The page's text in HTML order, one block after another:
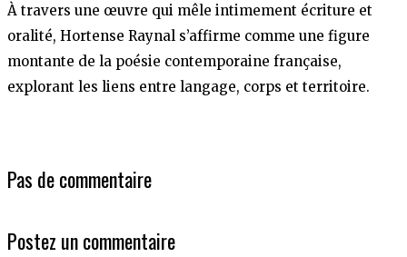
À travers une œuvre qui mêle intimement écriture et
oralité, Hortense Raynal s’affirme comme une figure
montante de la poésie contemporaine française,
explorant les liens entre langage, corps et territoire.
Pas de commentaire
Postez un commentaire